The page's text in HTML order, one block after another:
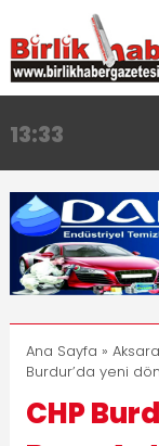
13:33
17:15
16:00
8:23
11:30
Ana Sayfa »
Burdur’da yeni
CHP